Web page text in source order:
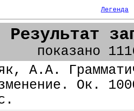
Легенда
Результат
показано
А.А.
Ок.